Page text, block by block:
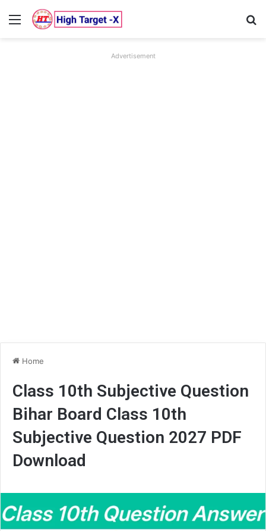
Menu
Advertisement
Home
Class 10th Subjective Question
Bihar Board Class 10th
Subjective Question 2027 PDF
Download